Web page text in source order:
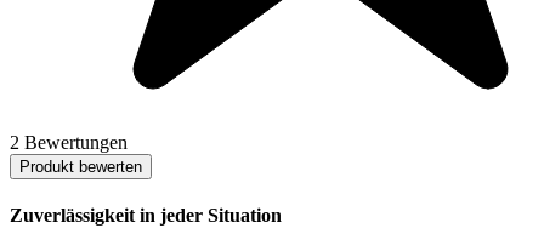
2 Bewertungen
Produkt bewerten
Zuverlässigkeit in jeder Situation